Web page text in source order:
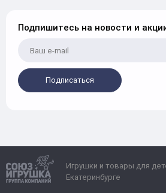
Подпишитесь на новости и
Подписаться
Игрушки и товары для
Екатеринбурге